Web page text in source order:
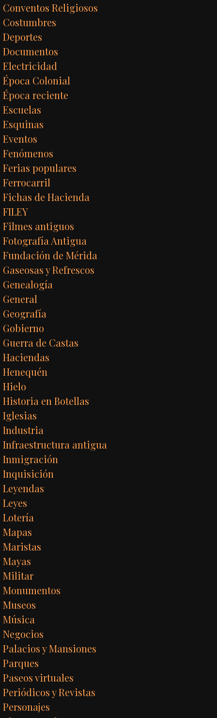
Conventos Religiosos
Costumbres
Deportes
Documentos
Electricidad
Época Colonial
Época reciente
Escuelas
Esquinas
Eventos
Fenómenos
Ferias populares
Ferrocarril
Fichas de Hacienda
FILEY
Filmes antiguos
Fotografía Antigua
Fundación de Mérida
Gaseosas y Refrescos
Genealogía
General
Geografía
Gobierno
Guerra de Castas
Haciendas
Henequén
Hielo
Historia en Botellas
Iglesias
Industria
Infraestructura antigua
Inmigración
Inquisición
Leyendas
Leyes
Lotería
Mapas
Maristas
Mayas
Militar
Monumentos
Museos
Música
Negocios
Palacios y Mansiones
Parques
Paseos virtuales
Periódicos y Revistas
Personajes